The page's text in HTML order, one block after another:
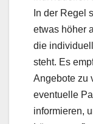
In der Regel
etwas höher
die
steht. Es
Angebote zu
eventuelle
informieren,